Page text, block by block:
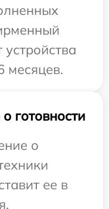
месяцев.
готовности
о
ее в